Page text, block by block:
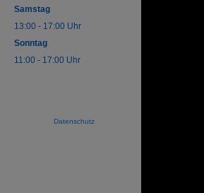
Samstag
13:00 - 17:00 Uhr
Sonntag
11:00 - 17:00 Uhr
Datenschutz